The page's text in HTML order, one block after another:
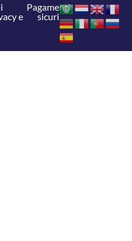
e
Pagamenti
sicuri